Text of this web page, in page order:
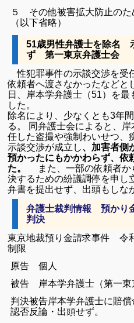
５ その他被害拡大防止のた
（以下省略）
51歳男性弁護士を除名
ず 第一東京弁護士会
性犯罪事件の示談交渉を受
依頼者へ渡さなかったなどと
日、岸本学弁護士（51）を
した。
除名により、少なくとも3年
る。 同弁護士会によると、
任した盗撮や強制わいせつ、
示談交渉が成立し、加害者側
預かったにもかかわらず、依
た。
また、一部の依頼者か
決するための紛議調停を申し
弁書を提出せず、出頭もしな
弁護士裁判情報 預かり
判決
東京地裁預り金請求事件
制限
原告 個人
被告 岸本学弁護士（第一東
判決被告岸本学弁護士に賠償
認否反論・出頭せず。